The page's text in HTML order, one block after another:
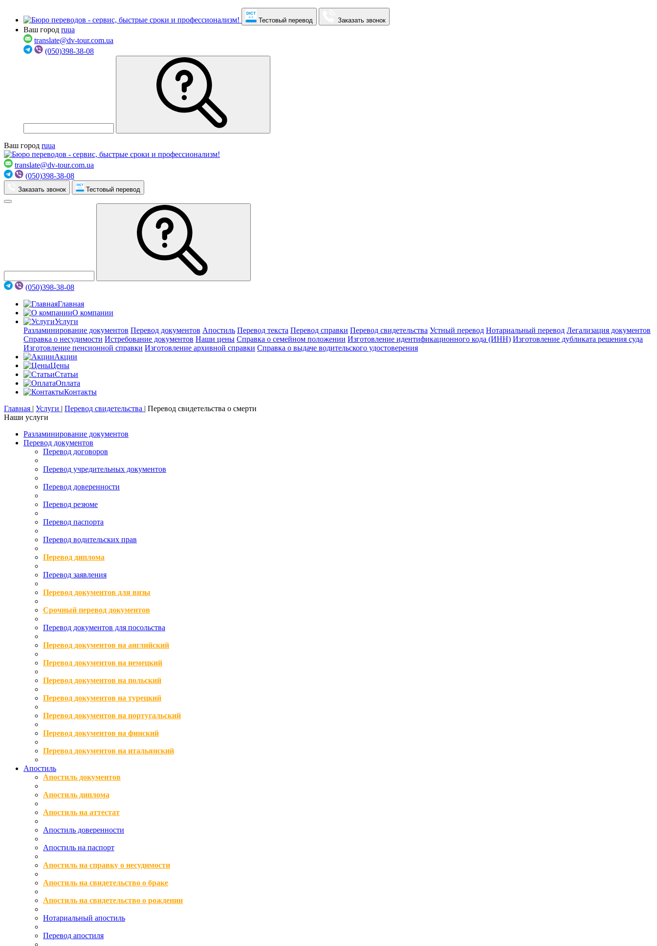
Тестовый перевод Заказать звонок
Ваш город ruua
translate@dv-tour.com.ua
(050)398-38-08
Ваш город ruua
translate@dv-tour.com.ua
(050)398-38-08
Заказать звонок Тестовый перевод
(050)398-38-08
Главная
О компании
Услуги
Разламинирование документов Перевод документов Апостиль Перевод текста Перевод справки Перевод свидетельства Устный перевод Нотариальный перевод Легализация документов
Справка о несудимости Истребование документов Наши цены Справка о семейном положении Изготовление идентификационного кода (ИНН) Изготовление дубликата решения суда
Изготовление пенсионной справки Изготовление архивной справки Справка о выдаче водительского удостоверения
Акции
Цены
Статьи
Оплата
Контакты
Главная | Услуги | Перевод свидетельства | Перевод свидетельства о смерти
Наши услуги
Разламинирование документов
Перевод документов
Перевод договоров
Перевод учредительных документов
Перевод доверенности
Перевод резюме
Перевод паспорта
Перевод водительских прав
Перевод диплома
Перевод заявления
Перевод документов для визы
Срочный перевод документов
Перевод документов для посольства
Перевод документов на английский
Перевод документов на немецкий
Перевод документов на польский
Перевод документов на турецкий
Перевод документов на португальский
Перевод документов на финский
Перевод документов на итальянский
Апостиль
Апостиль документов
Апостиль диплома
Апостиль на аттестат
Апостиль доверенности
Апостиль на паспорт
Апостиль на справку о несудимости
Апостиль на свидетельство о браке
Апостиль на свидетельство о рождении
Нотариальный апостиль
Перевод апостиля